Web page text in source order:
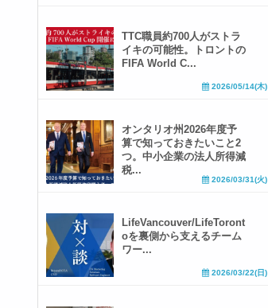
TTC職員約700人がストラ
イキの可能性。トロントの
FIFA World C...
2026/05/14(木)
オンタリオ州2026年度予
算で知っておきたいこと2
つ。中小企業の法人所得減
税...
2026/03/31(火)
LifeVancouver/LifeToront
oを裏側から支えるチーム
ワー...
2026/03/22(日)